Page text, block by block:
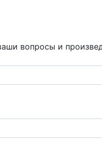
вопросы и